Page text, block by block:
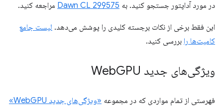
در مورد آداپتور جستجو کنید. به Dawn CL 299575 مراجعه کنید.
این فقط برخی از نکات برجسته کلیدی را پوشش می‌دهد. لیست جامع
کامیت‌ها را بررسی کنید.
ویژگی‌های جدید Web GPU
فهرستی از تمام مواردی که در مجموعه «ویژگی‌های جدید WebGPU»